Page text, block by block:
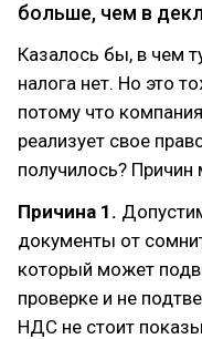
больше, чем в
Казалось бы, в чем
налога нет. Но это
потому что
реализует свое
получилось?
Причина 1.
документы от
который может
проверке и не
НДС не стоит